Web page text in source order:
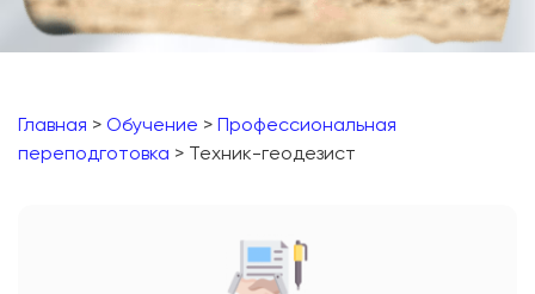
Главная > Обучение >
Профессиональная
переподготовка > Техник-геодезист